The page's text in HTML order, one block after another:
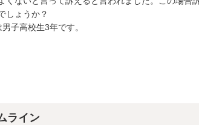
しょうか？
子高校生3年です。
ライン